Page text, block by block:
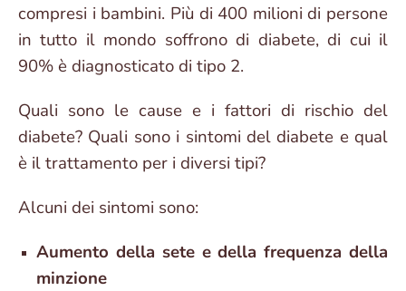
compresi i bambini. Più di 400 milioni di persone
in tutto il mondo soffrono di diabete, di cui il
90% è diagnosticato di tipo 2.
Quali sono le cause e i fattori di rischio del
diabete? Quali sono i sintomi del diabete e qual
è il trattamento per i diversi tipi?
Alcuni dei sintomi sono:
Aumento della sete e della frequenza della
minzione